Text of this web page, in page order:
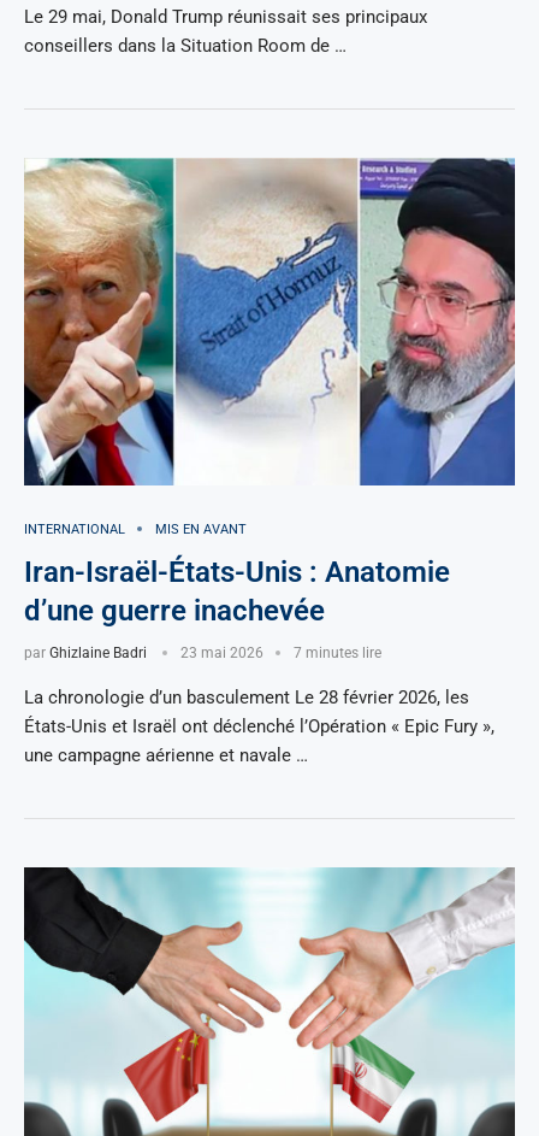
Le 29 mai, Donald Trump réunissait ses principaux
conseillers dans la Situation Room de …
INTERNATIONAL MIS EN AVANT
Iran-Israël-États-Unis : Anatomie
d’une guerre inachevée
par Ghizlaine Badri 23 mai 2026 7 minutes lire
La chronologie d’un basculement Le 28 février 2026, les
États-Unis et Israël ont déclenché l’Opération « Epic Fury »,
une campagne aérienne et navale …